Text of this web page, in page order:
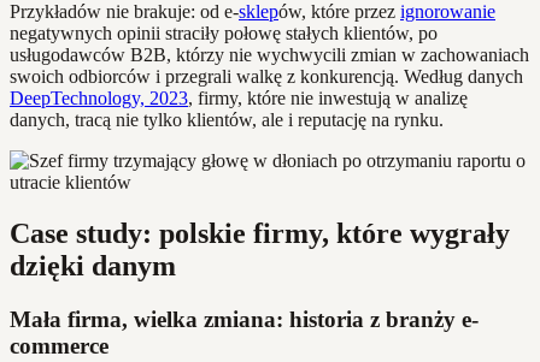
Przykładów nie brakuje: od e-sklepów, które przez ignorowanie
negatywnych opinii straciły połowę stałych klientów, po
usługodawców B2B, którzy nie wychwycili zmian w zachowaniach
swoich odbiorców i przegrali walkę z konkurencją. Według danych
DeepTechnology, 2023, firmy, które nie inwestują w analizę
danych, tracą nie tylko klientów, ale i reputację na rynku.
Case study: polskie firmy, które wygrały
dzięki danym
Mała firma, wielka zmiana: historia z branży e-
commerce